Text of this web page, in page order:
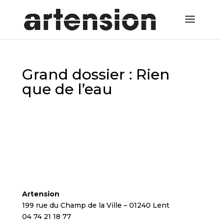
Grand dossier : Rien
que de l’eau
Artension
199 rue du Champ de la Ville – 01240 Lent
04 74 21 18 77